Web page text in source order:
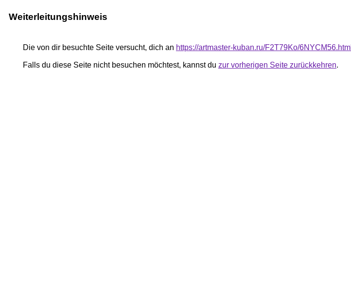
Weiterleitungshinweis
Die von dir besuchte Seite versucht, dich an https://artmaster-kuban.ru/F2T79Ko/6NYCM56.html
Falls du diese Seite nicht besuchen möchtest, kannst du zur vorherigen Seite zurückkehren.